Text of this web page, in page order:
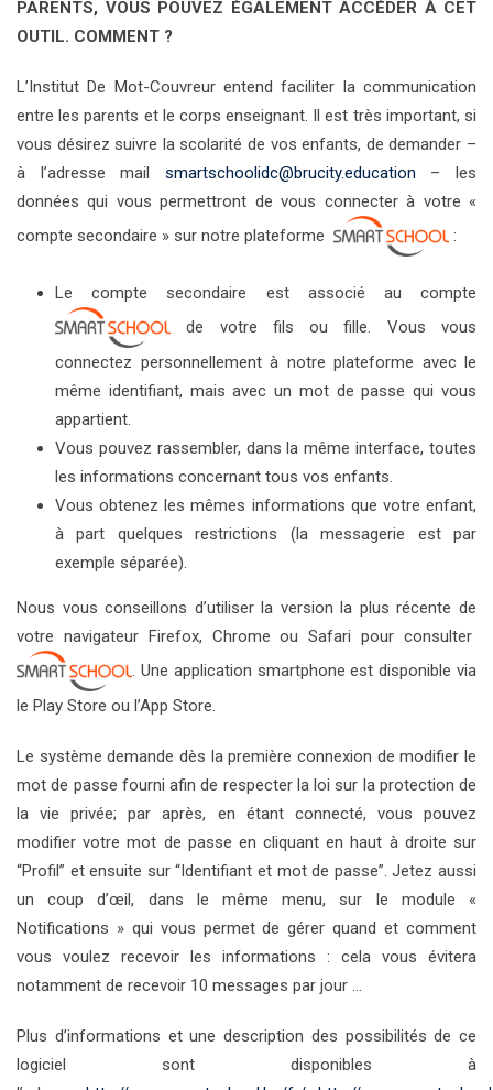
PARENTS, VOUS POUVEZ ÉGALEMENT ACCÉDER À CET
OUTIL. COMMENT ?
L’Institut De Mot-Couvreurentend faciliter la communication
entre les parents et le corps enseignant. Il est très important, si
vous désirez suivre la scolarité de vos enfants, de demander –
à l’adresse mail smartschoolidc@brucity.education
– les
données qui vous permettront de vous connecter à votre «
compte secondaire » sur notre plateforme
:
Le compte secondaire est associé au compte
de votre fils ou fille. Vous vous
connectez personnellement à notre plateforme avec le
même identifiant, mais avec un mot de passe qui vous
appartient.
Vous pouvez rassembler, dans la même interface, toutes
les informations concernant tous vos enfants.
Vous obtenez les mêmes informations que votre enfant,
à part quelques restrictions (la messagerie est par
exemple séparée).
Nous vous conseillons d’utiliser la version la plus récente de
votre navigateur Firefox, Chrome ou Safari pour consulter
. Une application smartphone est disponible via
le Play Store ou l’App Store.
Le système demande dès la première connexion de modifier le
mot de passe fourni afin de respecter la loi sur la protection de
la vie privée; par après, en étant connecté, vous pouvez
modifier votre mot de passe en cliquant en haut à droite sur
“Profil” et ensuite sur “Identifiant et mot de passe”. Jetez aussi
un coup d’œil, dans le même menu, sur le module «
Notifications » qui vous permet de gérer quand et comment
vous voulez recevoir les informations : cela vous évitera
notamment de recevoir 10 messages par jour …
Plus d’informations et une description des possibilités de ce
logiciel sont disponibles à